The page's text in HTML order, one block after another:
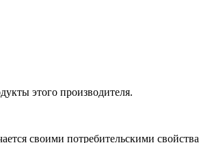
этого производителя.
своими потребительскими